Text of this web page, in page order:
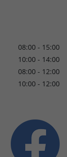
08:00 - 15:00
10:00 - 14:00
08:00 - 12:00
10:00 - 12:00